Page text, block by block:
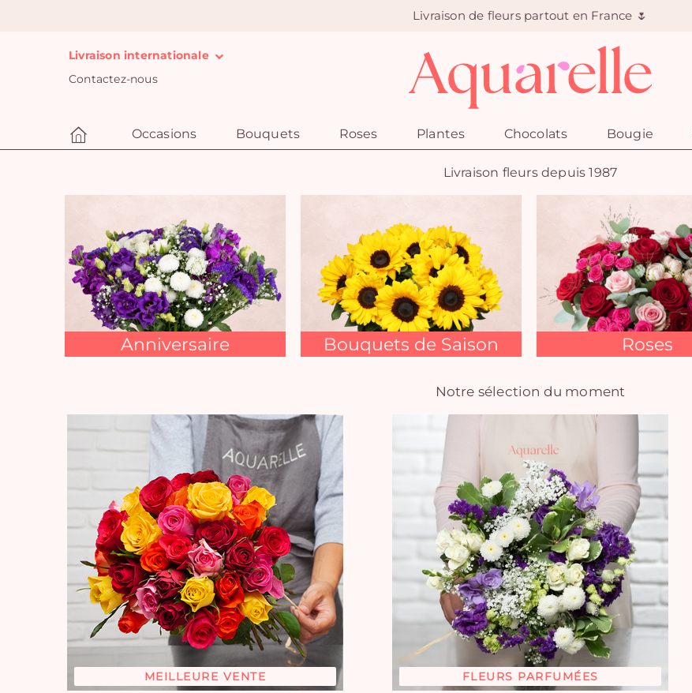
Livraison de fleurs partout en France 🌷
Livraison internationale
Contactez-nous
Occasions Bouquets Roses Plantes Chocolats Bougie
Livraison fleurs depuis 1987
Anniversaire Bouquets de Saison Roses
Notre sélection du moment
MEILLEURE VENTE FLEURS PARFUMÉES